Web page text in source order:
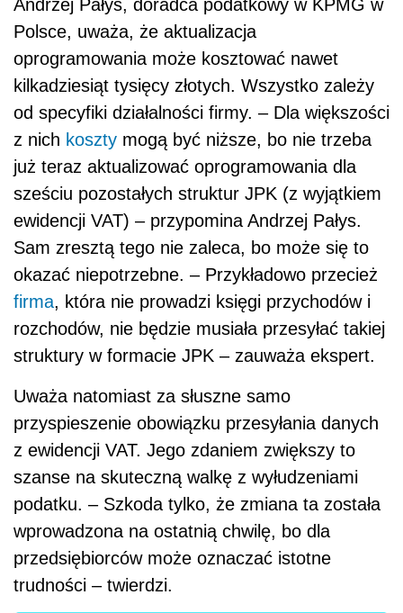
Andrzej Pałys, doradca podatkowy w KPMG w
Polsce, uważa, że aktualizacja
oprogramowania może kosztować nawet
kilkadziesiąt tysięcy złotych. Wszystko zależy
od specyfiki działalności firmy. – Dla większości
z nich koszty mogą być niższe, bo nie trzeba
już teraz aktualizować oprogramowania dla
sześciu pozostałych struktur JPK (z wyjątkiem
ewidencji VAT) – przypomina Andrzej Pałys.
Sam zresztą tego nie zaleca, bo może się to
okazać niepotrzebne. – Przykładowo przecież
firma, która nie prowadzi księgi przychodów i
rozchodów, nie będzie musiała przesyłać takiej
struktury w formacie JPK – zauważa ekspert.
Uważa natomiast za słuszne samo
przyspieszenie obowiązku przesyłania danych
z ewidencji VAT. Jego zdaniem zwiększy to
szanse na skuteczną walkę z wyłudzeniami
podatku. – Szkoda tylko, że zmiana ta została
wprowadzona na ostatnią chwilę, bo dla
przedsiębiorców może oznaczać istotne
trudności – twierdzi.